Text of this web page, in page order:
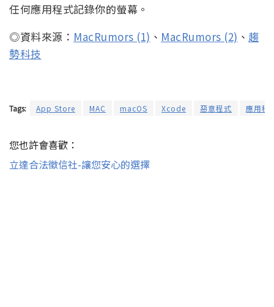
任何應用程式記錄你的螢幕。
◎資料來源： MacRumors (1) 、 MacRumors (2) 、 趨
勢科技
Tags: App Store MAC macOS Xcode 惡意程式 應用程
您也許會喜歡：
立達合法徵信社-讓您安心的選擇